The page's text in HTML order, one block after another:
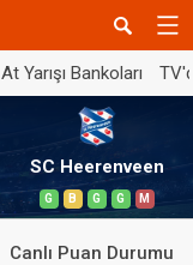
At Yarışı Bankoları
SC Heerenveen
G B G G M
Canlı Puan Durumu